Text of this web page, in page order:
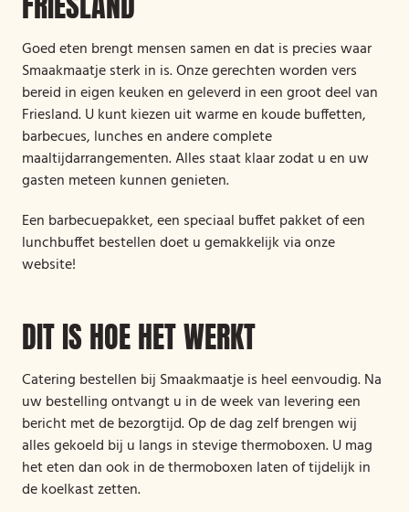
Goed eten brengt mensen samen en dat is precies waar
Smaakmaatje sterk in is. Onze gerechten worden vers
bereid in eigen keuken en geleverd in een groot deel van
Friesland. U kunt kiezen uit warme en koude buffetten,
barbecues, lunches en andere complete
maaltijdarrangementen. Alles staat klaar zodat u en uw
gasten meteen kunnen genieten.
Een barbecuepakket, een speciaal buffet pakket of een
lunchbuffet bestellen doet u gemakkelijk via onze
website!
DIT IS HOE HET WERKT
Catering bestellen bij Smaakmaatje is heel eenvoudig. Na
uw bestelling ontvangt u in de week van levering een
bericht met de bezorgtijd. Op de dag zelf brengen wij
alles gekoeld bij u langs in stevige thermoboxen. U mag
het eten dan ook in de thermoboxen laten of tijdelijk in
de koelkast zetten.